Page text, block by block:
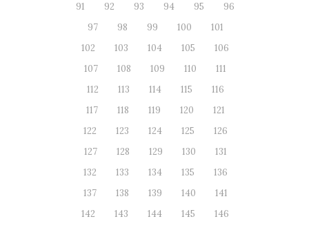
91
92 93 94 95
96
97
98 99 100
101
102
103 104 105
106
107
108 109 110
111
112
113 114 115
116
117
118 119 120
121
122
123 124 125
126
127
128 129 130
131
132
133 134 135
136
137
138 139 140
141
142
143 144 145
146